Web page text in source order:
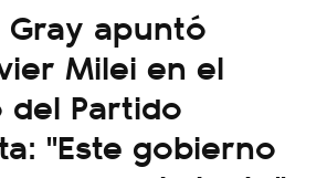
apuntó
Milei en el
Partido
"Este gobierno